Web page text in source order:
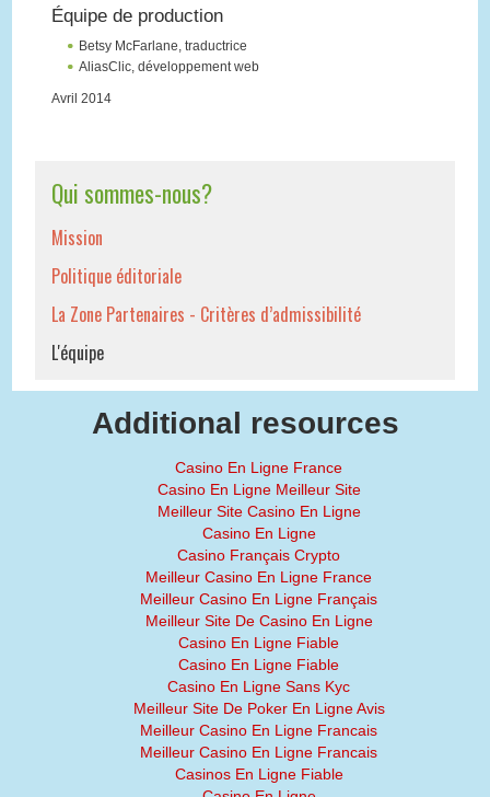
Équipe de production
Betsy McFarlane, traductrice
AliasClic, développement web
Avril 2014
Qui sommes-nous?
Mission
Politique éditoriale
La Zone Partenaires - Critères d’admissibilité
L'équipe
Additional resources
Casino En Ligne France
Casino En Ligne Meilleur Site
Meilleur Site Casino En Ligne
Casino En Ligne
Casino Français Crypto
Meilleur Casino En Ligne France
Meilleur Casino En Ligne Français
Meilleur Site De Casino En Ligne
Casino En Ligne Fiable
Casino En Ligne Fiable
Casino En Ligne Sans Kyc
Meilleur Site De Poker En Ligne Avis
Meilleur Casino En Ligne Francais
Meilleur Casino En Ligne Francais
Casinos En Ligne Fiable